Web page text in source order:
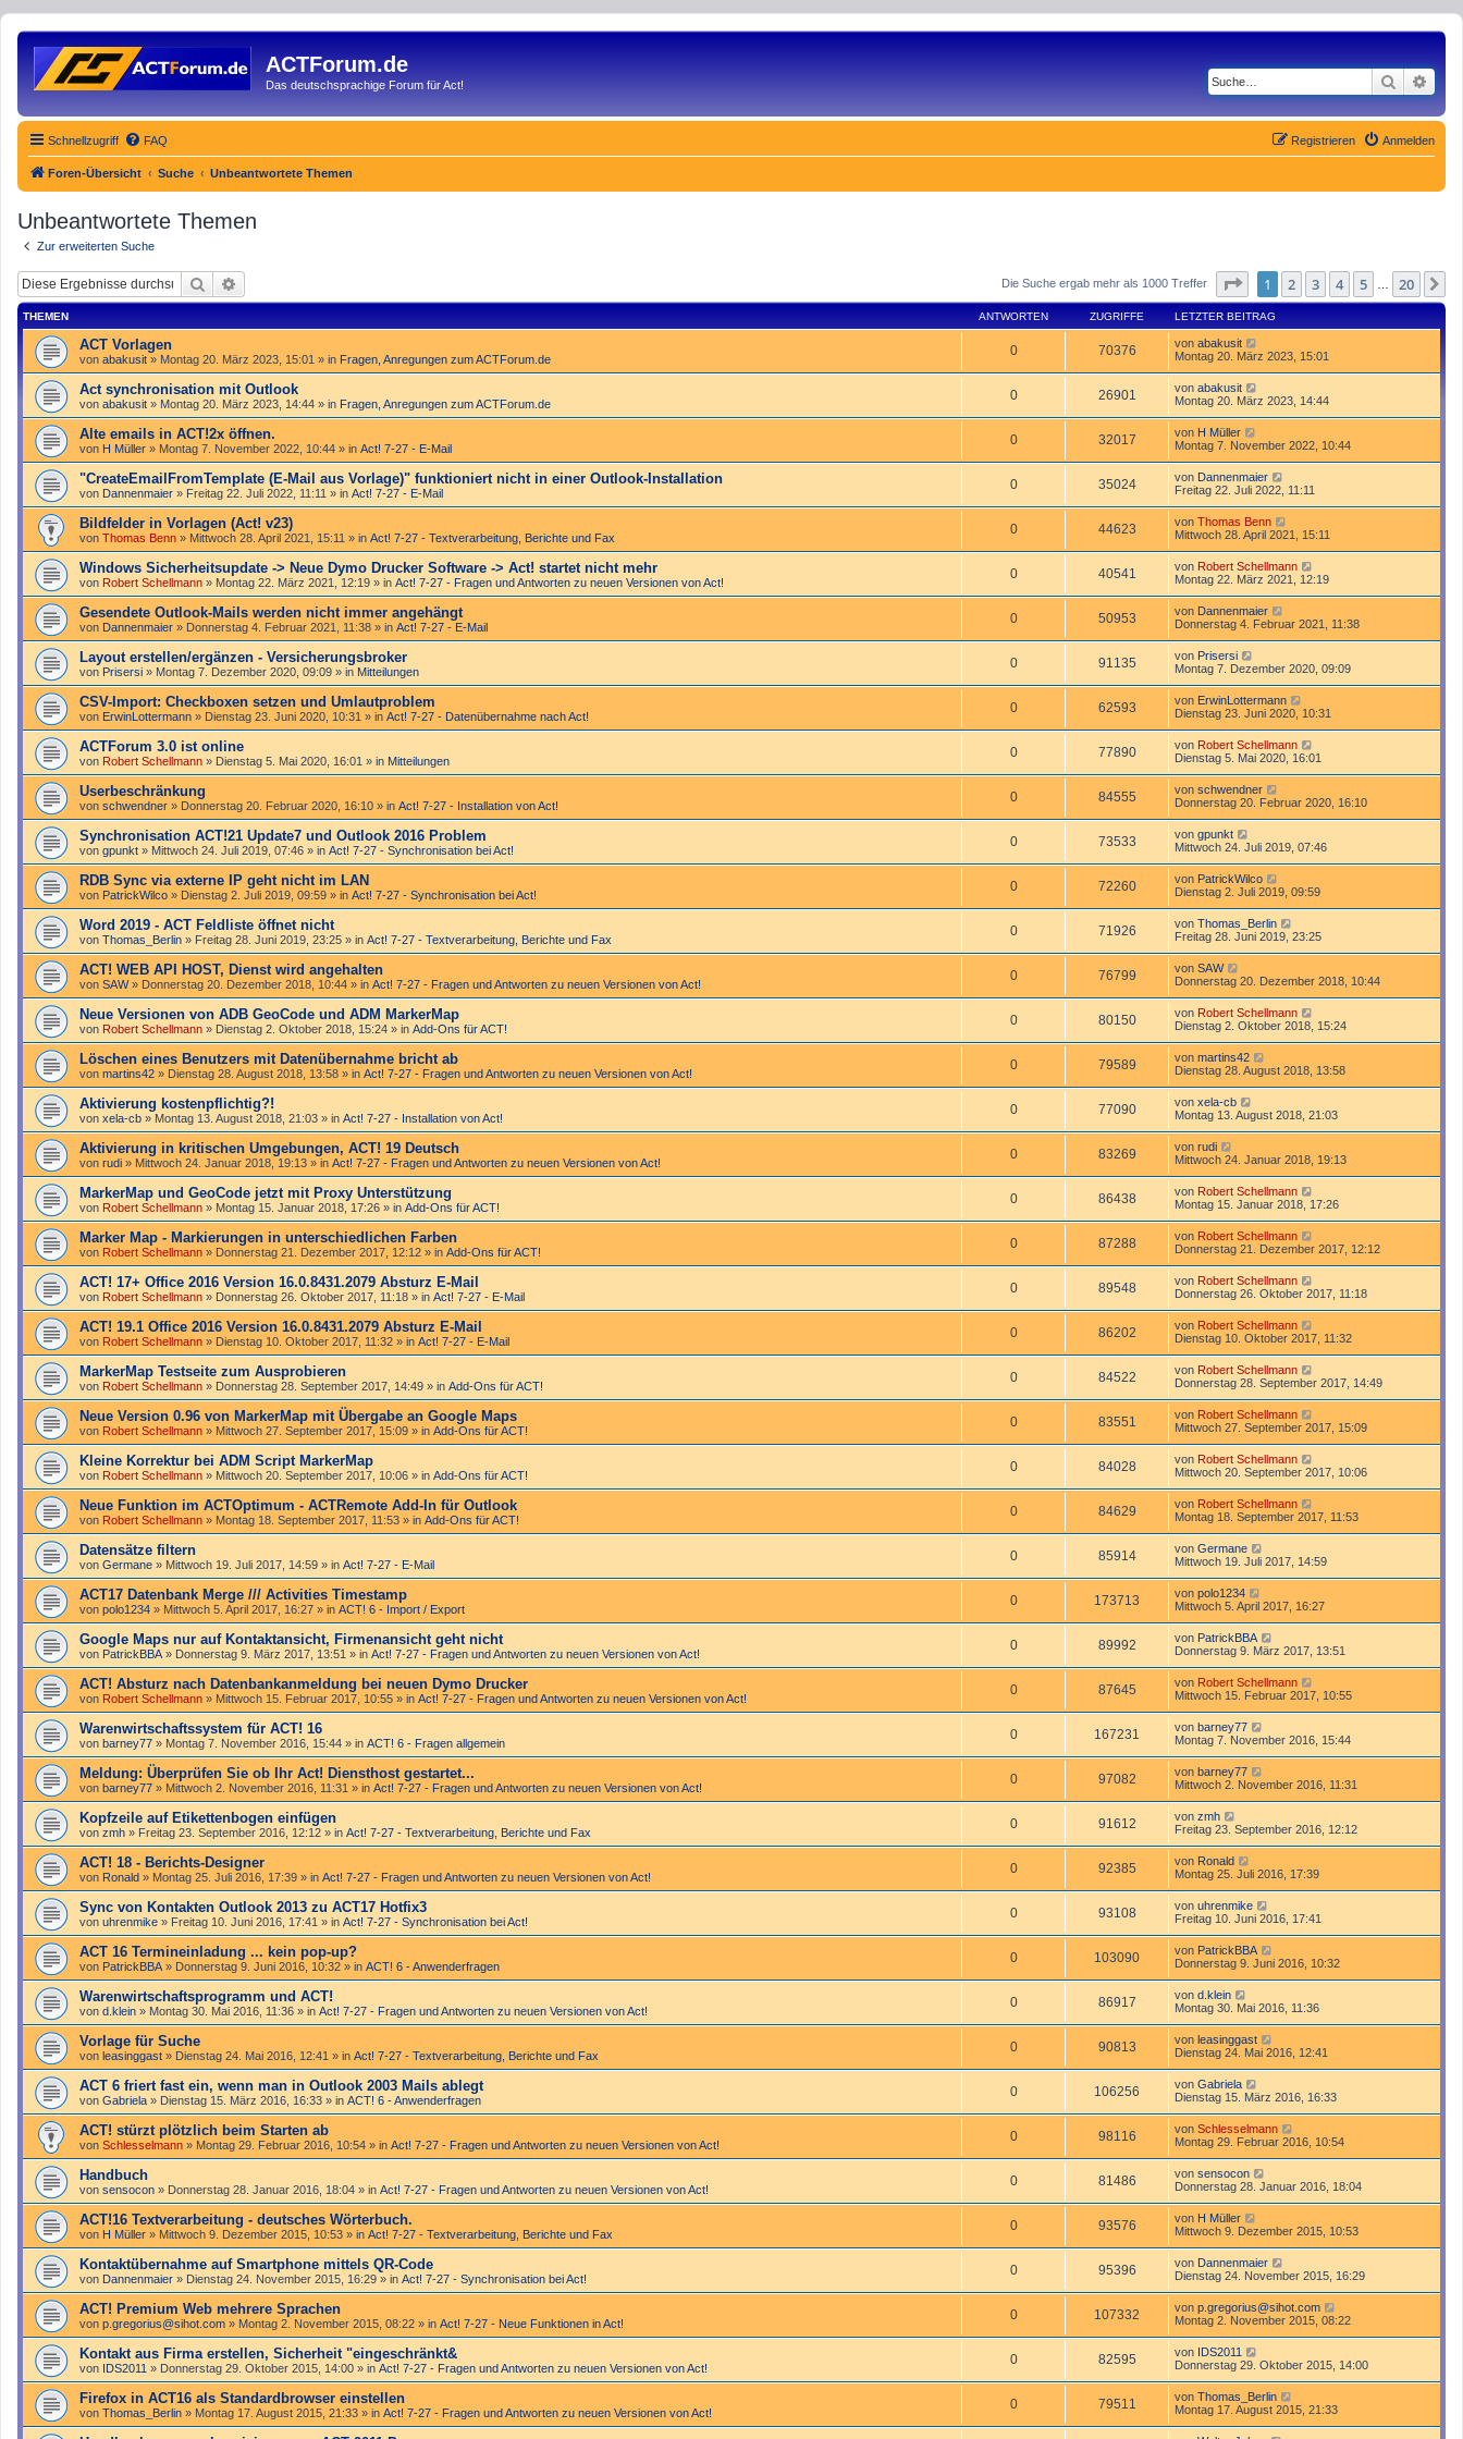
ACTForum.de
Das deutschsprachige Forum für Act! Suche
Schnellzugriff FAQ Anmelden
Registrieren
Foren-Übersicht Suche Unbeantwortete Themen
Unbeantwortete Themen
Zur erweiterten Suche
Suche Die Suche ergab mehr als 1000 Treffer Seite von20
1 2 3 4 5 20
THEMEN ANTWORTEN ZUGRIFFE LETZTER BEITRAG
ACT Vorlagen
von abakusit » Montag 20. März 2023, 15:01 » in Fragen, Anregungen zum ACTForum.de
0 70376 von abakusit
Montag 20. März 2023, 15:01
Act synchronisation mit Outlook
von abakusit » Montag 20. März 2023, 14:44 » in Fragen, Anregungen zum ACTForum.de
0 26901 von abakusit
Montag 20. März 2023, 14:44
Alte emails in ACT!2x öffnen.
von H Müller » Montag 7. November 2022, 10:44 » in Act! 7-27 - E-Mail
0 32017 von H Müller
Montag 7. November 2022, 10:44
"Create­Email­From­Template (E-Mail aus Vorlage)" funktioniert nicht in einer Outlook-Installation
von Dannenmaier » Freitag 22. Juli 2022, 11:11 » in Act! 7-27 - E-Mail
0 35024 von Dannenmaier
Freitag 22. Juli 2022, 11:11
Bildfelder in Vorlagen (Act! v23)
von Thomas Benn » Mittwoch 28. April 2021, 15:11 » in Act! 7-27 - Text­­ver­arbei­tung, Berichte und Fax
0 44623 von Thomas Benn
Mittwoch 28. April 2021, 15:11
Windows Sicherheitsupdate -> Neue Dymo Drucker Software -> Act! startet nicht mehr
von Robert Schellmann » Montag 22. März 2021, 12:19 » in Act! 7-27 - Fragen und Antworten zu neuen Versionen von Act!
0 40541 von Robert Schellmann
Montag 22. März 2021, 12:19
Gesendete Outlook-Mails werden nicht immer angehängt
von Dannenmaier » Donnerstag 4. Februar 2021, 11:38 » in Act! 7-27 - E-Mail
0 50953 von Dannenmaier
Donnerstag 4. Februar 2021, 11:38
Layout erstellen/ergänzen - Versicherungsbroker
von Prisersi » Montag 7. Dezember 2020, 09:09 » in Mitteilungen
0 91135 von Prisersi
Montag 7. Dezember 2020, 09:09
CSV-Import: Checkboxen setzen und Umlautproblem
von ErwinLottermann » Dienstag 23. Juni 2020, 10:31 » in Act! 7-27 - Datenübernahme nach Act!
0 62593 von ErwinLottermann
Dienstag 23. Juni 2020, 10:31
ACTForum 3.0 ist online
von Robert Schellmann » Dienstag 5. Mai 2020, 16:01 » in Mitteilungen
0 77890 von Robert Schellmann
Dienstag 5. Mai 2020, 16:01
Userbeschränkung
von schwendner » Donnerstag 20. Februar 2020, 16:10 » in Act! 7-27 - Installation von Act!
0 84555 von schwendner
Donnerstag 20. Februar 2020, 16:10
Synchronisation ACT!21 Update7 und Outlook 2016 Problem
von gpunkt » Mittwoch 24. Juli 2019, 07:46 » in Act! 7-27 - Synchronisation bei Act!
0 73533 von gpunkt
Mittwoch 24. Juli 2019, 07:46
RDB Sync via externe IP geht nicht im LAN
von PatrickWilco » Dienstag 2. Juli 2019, 09:59 » in Act! 7-27 - Synchronisation bei Act!
0 72260 von PatrickWilco
Dienstag 2. Juli 2019, 09:59
Word 2019 - ACT Feldliste öffnet nicht
von Thomas_Berlin » Freitag 28. Juni 2019, 23:25 » in Act! 7-27 - Text­­ver­arbei­tung, Berichte und Fax
0 71926 von Thomas_Berlin
Freitag 28. Juni 2019, 23:25
ACT! WEB API HOST, Dienst wird angehalten
von SAW» Donnerstag 20. Dezember 2018, 10:44 » in Act! 7-27 - Fragen und Antworten zu neuen Versionen von Act!
0 76799 von SAW
Donnerstag 20. Dezember 2018, 10:44
Neue Versionen von ADB GeoCode und ADM MarkerMap
von Robert Schellmann » Dienstag 2. Oktober 2018, 15:24 » in Add-Ons für ACT!
0 80150 von Robert Schellmann
Dienstag 2. Oktober 2018, 15:24
Löschen eines Benutzers mit Datenübernahme bricht ab
von martins42 » Dienstag 28. August 2018, 13:58 » in Act! 7-27 - Fragen und Antworten zu neuen Versionen von Act!
0 79589 von martins42
Dienstag 28. August 2018, 13:58
Aktivierung kostenpflichtig?!
von xela-cb » Montag 13. August 2018, 21:03 » in Act! 7-27 - Installation von Act!
0 77090 von xela-cb
Montag 13. August 2018, 21:03
Aktivierung in kritischen Umgebungen, ACT! 19 Deutsch
von rudi » Mittwoch 24. Januar 2018, 19:13 » in Act! 7-27 - Fragen und Antworten zu neuen Versionen von Act!
0 83269 von rudi
Mittwoch 24. Januar 2018, 19:13
MarkerMap und GeoCode jetzt mit Proxy Unterstützung
von Robert Schellmann » Montag 15. Januar 2018, 17:26 » in Add-Ons für ACT!
0 86438 von Robert Schellmann
Montag 15. Januar 2018, 17:26
Marker Map - Markierungen in unterschiedlichen Farben
von Robert Schellmann » Donnerstag 21. Dezember 2017, 12:12 » in Add-Ons für ACT!
0 87288 von Robert Schellmann
Donnerstag 21. Dezember 2017, 12:12
ACT! 17+ Office 2016 Version 16.0.8431.2079 Absturz E-Mail
von Robert Schellmann » Donnerstag 26. Oktober 2017, 11:18 » in Act! 7-27 - E-Mail
0 89548 von Robert Schellmann
Donnerstag 26. Oktober 2017, 11:18
ACT! 19.1 Office 2016 Version 16.0.8431.2079 Absturz E-Mail
von Robert Schellmann » Dienstag 10. Oktober 2017, 11:32 » in Act! 7-27 - E-Mail
0 86202 von Robert Schellmann
Dienstag 10. Oktober 2017, 11:32
MarkerMap Testseite zum Ausprobieren
von Robert Schellmann » Donnerstag 28. September 2017, 14:49 » in Add-Ons für ACT!
0 84522 von Robert Schellmann
Donnerstag 28. September 2017, 14:49
Neue Version 0.96 von MarkerMap mit Übergabe an Google Maps
von Robert Schellmann » Mittwoch 27. September 2017, 15:09 » in Add-Ons für ACT!
0 83551 von Robert Schellmann
Mittwoch 27. September 2017, 15:09
Kleine Korrektur bei ADM Script MarkerMap
von Robert Schellmann » Mittwoch 20. September 2017, 10:06 » in Add-Ons für ACT!
0 84028 von Robert Schellmann
Mittwoch 20. September 2017, 10:06
Neue Funktion im ACTOptimum - ACTRemote Add-In für Outlook
von Robert Schellmann » Montag 18. September 2017, 11:53 » in Add-Ons für ACT!
0 84629 von Robert Schellmann
Montag 18. September 2017, 11:53
Datensätze filtern
von Germane » Mittwoch 19. Juli 2017, 14:59 » in Act! 7-27 - E-Mail
0 85914 von Germane
Mittwoch 19. Juli 2017, 14:59
ACT17 Datenbank Merge /// Activities Timestamp
von polo1234 » Mittwoch 5. April 2017, 16:27 » in ACT! 6 - Import / Export
0 173713 von polo1234
Mittwoch 5. April 2017, 16:27
Google Maps nur auf Kontaktansicht, Firmenansicht geht nicht
von PatrickBBA » Donnerstag 9. März 2017, 13:51 » in Act! 7-27 - Fragen und Antworten zu neuen Versionen von Act!
0 89992 von PatrickBBA
Donnerstag 9. März 2017, 13:51
ACT! Absturz nach Datenbankanmeldung bei neuen Dymo Drucker
von Robert Schellmann » Mittwoch 15. Februar 2017, 10:55 » in Act! 7-27 - Fragen und Antworten zu neuen Versionen von Act!
0 87645 von Robert Schellmann
Mittwoch 15. Februar 2017, 10:55
Warenwirtschaftssystem für ACT! 16
von barney77 » Montag 7. November 2016, 15:44 » in ACT! 6 - Fragen allgemein
0 167231 von barney77
Montag 7. November 2016, 15:44
Meldung: Überprüfen Sie ob Ihr Act! Diensthost gestartet...
von barney77 » Mittwoch 2. November 2016, 11:31 » in Act! 7-27 - Fragen und Antworten zu neuen Versionen von Act!
0 97082 von barney77
Mittwoch 2. November 2016, 11:31
Kopfzeile auf Etikettenbogen einfügen
von zmh » Freitag 23. September 2016, 12:12 » in Act! 7-27 - Text­­ver­arbei­tung, Berichte und Fax
0 91612 von zmh
Freitag 23. September 2016, 12:12
ACT! 18 - Berichts-Designer
von Ronald » Montag 25. Juli 2016, 17:39 » in Act! 7-27 - Fragen und Antworten zu neuen Versionen von Act!
0 92385 von Ronald
Montag 25. Juli 2016, 17:39
Sync von Kontakten Outlook 2013 zu ACT17 Hotfix3
von uhrenmike » Freitag 10. Juni 2016, 17:41 » in Act! 7-27 - Synchronisation bei Act!
0 93108 von uhrenmike
Freitag 10. Juni 2016, 17:41
ACT 16 Termineinladung ... kein pop-up?
von PatrickBBA » Donnerstag 9. Juni 2016, 10:32 » in ACT! 6 - Anwender­fragen
0 103090 von PatrickBBA
Donnerstag 9. Juni 2016, 10:32
Warenwirtschaftsprogramm und ACT!
von d.klein » Montag 30. Mai 2016, 11:36 » in Act! 7-27 - Fragen und Antworten zu neuen Versionen von Act!
0 86917 von d.klein
Montag 30. Mai 2016, 11:36
Vorlage für Suche
von leasinggast » Dienstag 24. Mai 2016, 12:41 » in Act! 7-27 - Text­­ver­arbei­tung, Berichte und Fax
0 90813 von leasinggast
Dienstag 24. Mai 2016, 12:41
ACT 6 friert fast ein, wenn man in Outlook 2003 Mails ablegt
von Gabriela » Dienstag 15. März 2016, 16:33 » in ACT! 6 - Anwender­fragen
0 106256 von Gabriela
Dienstag 15. März 2016, 16:33
ACT! stürzt plötzlich beim Starten ab
von Schlesselmann » Montag 29. Februar 2016, 10:54 » in Act! 7-27 - Fragen und Antworten zu neuen Versionen von Act!
0 98116 von Schlesselmann
Montag 29. Februar 2016, 10:54
Handbuch
von sensocon » Donnerstag 28. Januar 2016, 18:04 » in Act! 7-27 - Fragen und Antworten zu neuen Versionen von Act!
0 81486 von sensocon
Donnerstag 28. Januar 2016, 18:04
ACT!16 Textverarbeitung - deutsches Wörterbuch.
von H Müller » Mittwoch 9. Dezember 2015, 10:53 » in Act! 7-27 - Text­­ver­arbei­tung, Berichte und Fax
0 93576 von H Müller
Mittwoch 9. Dezember 2015, 10:53
Kontaktübernahme auf Smartphone mittels QR-Code
von Dannenmaier » Dienstag 24. November 2015, 16:29 » in Act! 7-27 - Synchronisation bei Act!
0 95396 von Dannenmaier
Dienstag 24. November 2015, 16:29
ACT! Premium Web mehrere Sprachen
von p.gregorius@sihot.com » Montag 2. November 2015, 08:22 » in Act! 7-27 - Neue Funktionen in Act!
0 107332 von p.gregorius@sihot.com
Montag 2. November 2015, 08:22
Kontakt aus Firma erstellen, Sicherheit "eingeschränkt&
von IDS2011 » Donnerstag 29. Oktober 2015, 14:00 » in Act! 7-27 - Fragen und Antworten zu neuen Versionen von Act!
0 82595 von IDS2011
Donnerstag 29. Oktober 2015, 14:00
Firefox in ACT16 als Standardbrowser einstellen
von Thomas_Berlin » Montag 17. August 2015, 21:33 » in Act! 7-27 - Fragen und Antworten zu neuen Versionen von Act!
0 79511 von Thomas_Berlin
Montag 17. August 2015, 21:33